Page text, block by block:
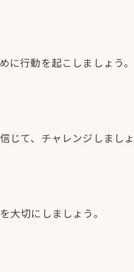
行動を起こしましょう。
て、チャレンジしましょ
大切にしましょう。